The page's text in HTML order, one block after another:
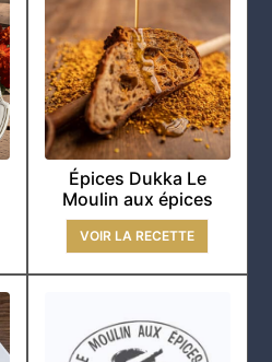
Épices Dukka Le
Moulin aux épices
VOIR LA RECETTE